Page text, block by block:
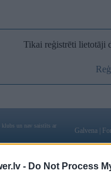
- Do Not Process
Tikai reģistrēti lietotāji
klubs un nav saistīts ar
Galvena